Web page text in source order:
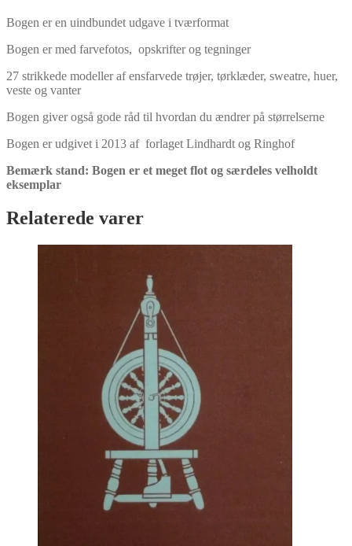
Bogen er en uindbundet udgave i tværformat
Bogen er med farvefotos, opskrifter og tegninger
27 strikkede modeller af ensfarvede trøjer, tørklæder, sweatre, huer,
veste og vanter
Bogen giver også gode råd til hvordan du ændrer på størrelserne
Bogen er udgivet i 2013 af forlaget Lindhardt og Ringhof
Bemærk stand: Bogen er et meget flot og særdeles velholdt
eksemplar
Relaterede varer